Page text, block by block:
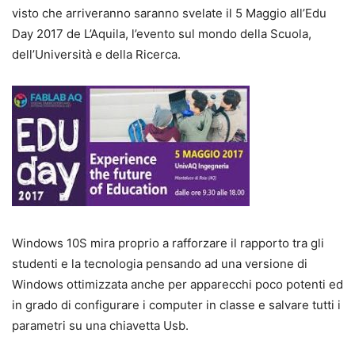
visto che arriveranno saranno svelate il 5 Maggio all’Edu
Day 2017 de L’Aquila, l’evento sul mondo della Scuola,
dell’Università e della Ricerca.
Windows 10S mira proprio a rafforzare il rapporto tra gli
studenti e la tecnologia pensando ad una versione di
Windows ottimizzata anche per apparecchi poco potenti ed
in grado di configurare i computer in classe e salvare tutti i
parametri su una chiavetta Usb.